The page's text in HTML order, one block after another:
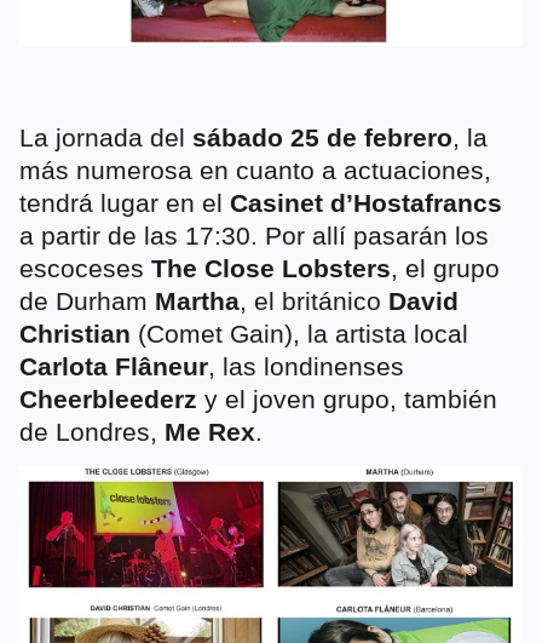
La jornada del sábado 25 de febrero, la
más numerosa en cuanto a actuaciones,
tendrá lugar en el Casinet d’Hostafrancs
a partir de las 17:30. Por allí pasarán los
escoceses The Close Lobsters, el grupo
de Durham Martha, el británico David
Christian (Comet Gain), la artista local
Carlota Flâneur, las londinenses
Cheerbleederz y el joven grupo, también
de Londres, Me Rex.